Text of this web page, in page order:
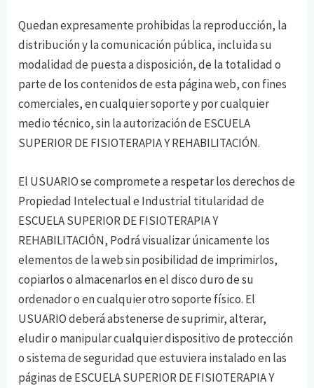
Quedan expresamente prohibidas la reproducción, la
distribución y la comunicación pública, incluida su
modalidad de puesta a disposición, de la totalidad o
parte de los contenidos de esta página web, con fines
comerciales, en cualquier soporte y por cualquier
medio técnico, sin la autorización de ESCUELA
SUPERIOR DE FISIOTERAPIA Y REHABILITACIÓN.
El USUARIO se compromete a respetar los derechos de
Propiedad Intelectual e Industrial titularidad de
ESCUELA SUPERIOR DE FISIOTERAPIA Y
REHABILITACIÓN, Podrá visualizar únicamente los
elementos de la web sin posibilidad de imprimirlos,
copiarlos o almacenarlos en el disco duro de su
ordenador o en cualquier otro soporte físico. El
USUARIO deberá abstenerse de suprimir, alterar,
eludir o manipular cualquier dispositivo de protección
o sistema de seguridad que estuviera instalado en las
páginas de ESCUELA SUPERIOR DE FISIOTERAPIA Y